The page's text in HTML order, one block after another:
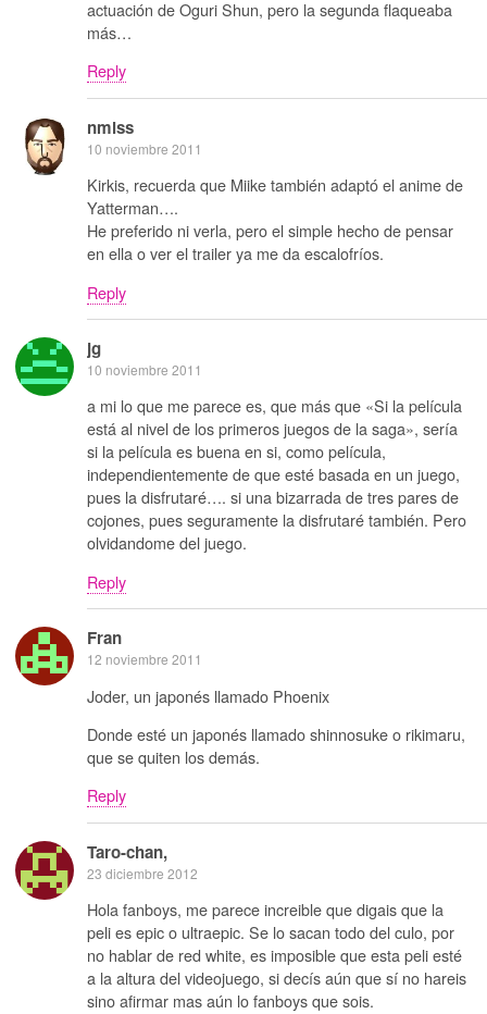
actuación de Oguri Shun, pero la segunda flaqueaba
más…
Reply
nmlss
10 noviembre 2011
Kirkis, recuerda que Miike también adaptó el anime de
Yatterman….
He preferido ni verla, pero el simple hecho de pensar
en ella o ver el trailer ya me da escalofríos.
Reply
jg
10 noviembre 2011
a mi lo que me parece es, que más que «Si la película
está al nivel de los primeros juegos de la saga», sería
si la película es buena en si, como película,
independientemente de que esté basada en un juego,
pues la disfrutaré…. si una bizarrada de tres pares de
cojones, pues seguramente la disfrutaré también. Pero
olvidandome del juego.
Reply
Fran
12 noviembre 2011
Joder, un japonés llamado Phoenix
Donde esté un japonés llamado shinnosuke o rikimaru,
que se quiten los demás.
Reply
Taro-chan,
23 diciembre 2012
Hola fanboys, me parece increible que digais que la
peli es epic o ultraepic. Se lo sacan todo del culo, por
no hablar de red white, es imposible que esta peli esté
a la altura del videojuego, si decís aún que sí no hareis
sino afirmar mas aún lo fanboys que sois.